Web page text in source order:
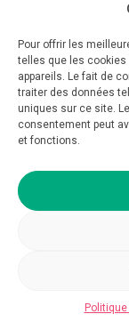
Pour offrir les
telles que les
appareils. Le fait de
traiter des données
uniques sur ce site.
consentement peut
et fonctions.
© 2026 Avocat GC